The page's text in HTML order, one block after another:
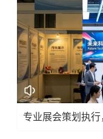
专业展会策划执